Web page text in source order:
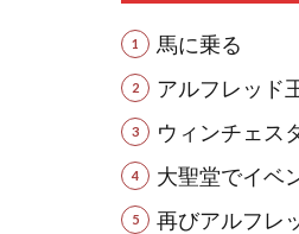
馬に乗る
アルフレッド
ウィンチェス
大聖堂でイベ
再びアルフレ